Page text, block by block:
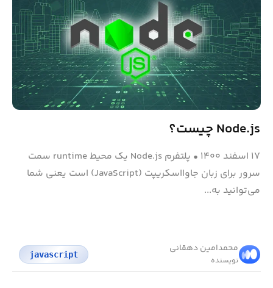
Node.js چیست؟
۱۷ اسفند ۱۴۰۰ •
پلتفرم Node.js یک محیط runtime سمت
سرور برای زبان جاوااسکریپت (JavaScript) است یعنی شما
می‌توانید به...
محمد‌امین دهقانی
نویسنده
javascript